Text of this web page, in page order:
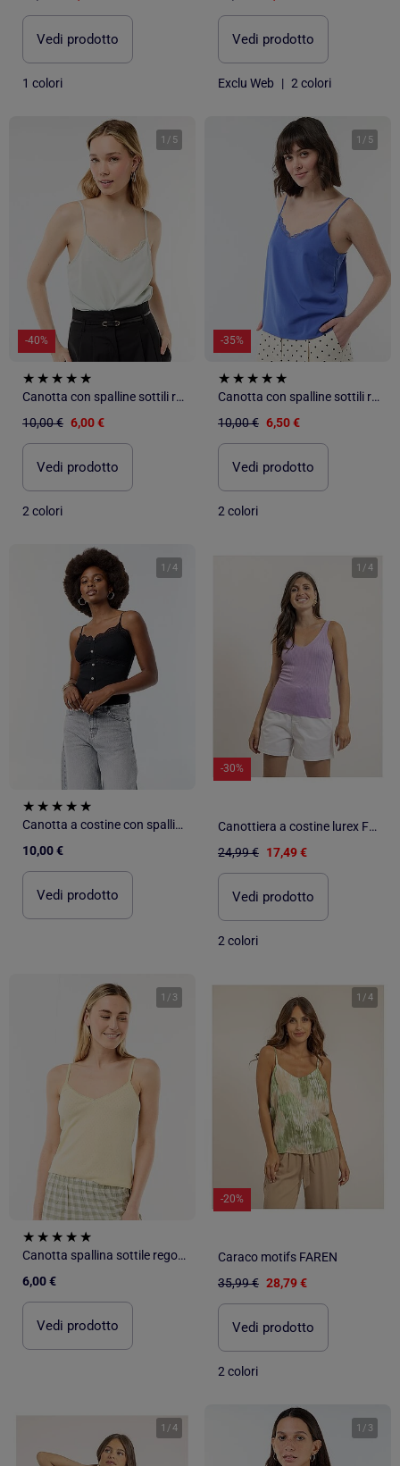
Vedi prodotto
1 colori
Vedi prodotto
Exclu Web | 2 colori
1 / 5
-40%
Canotta con spalline sottili regolabili e collo in pizzo
10,00 € 6,00 €
Vedi prodotto
2 colori
1 / 5
-35%
Canotta con spalline sottili regolabili e collo in pizzo
10,00 € 6,50 €
Vedi prodotto
2 colori
1 /4
Canotta a costine con spalline
10,00 €
Vedi prodotto
1 /4
-30%
Canottiera a costine lurex FUJIA
24,99 € 17,49 €
Vedi prodotto
2 colori
1 / 3
Canotta spallina sottile regolabile in cotone tinta unita
6,00 €
Vedi prodotto
1 /4
-20%
Caraco motifs FAREN
35,99 € 28,79 €
Vedi prodotto
2 colori
1 /4 1 / 3